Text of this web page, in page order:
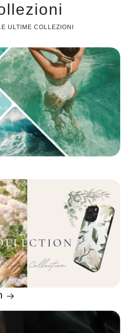
ULTIME COLLEZIONI